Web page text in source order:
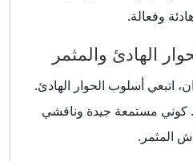
وفعالة.
اتبعي أسلوب الحوار الهادئ.
كوني مستمعة جيدة وناقشي
المثمر.